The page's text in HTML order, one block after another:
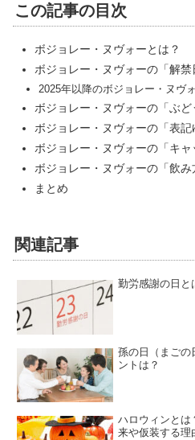
この記事の目次
ボジョレー・ヌヴォーとは？
ボジョレー・ヌヴォーの「解禁
2025年以降のボジョレー・ヌヴ
ボジョレー・ヌヴォーの「ぶど
ボジョレー・ヌヴォーの「表記
ボジョレー・ヌヴォーの「キャ
ボジョレー・ヌヴォーの「飲み
まとめ
関連記事
勤労感謝の日と
孫の日（まごの
ントは？
ハロウィンとは
来や仮装する理